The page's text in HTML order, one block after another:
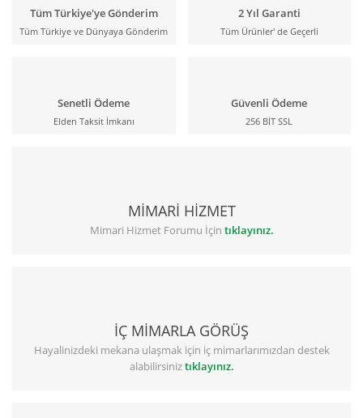
Tüm Türkiye'ye Gönderim
Tüm Türkiye ve Dünyaya Gönderim
2 Yıl Garanti
Tüm Ürünler' de Geçerli
Senetli Ödeme
Elden Taksit İmkanı
Güvenli Ödeme
256 BİT SSL
MİMARİ HİZMET
Mimari Hizmet Forumu İçin tıklayınız.
İÇ MİMARLA GÖRÜŞ
Hayalinizdeki mekana ulaşmak için iç mimarlarımızdan destek
alabilirsiniztıklayınız.